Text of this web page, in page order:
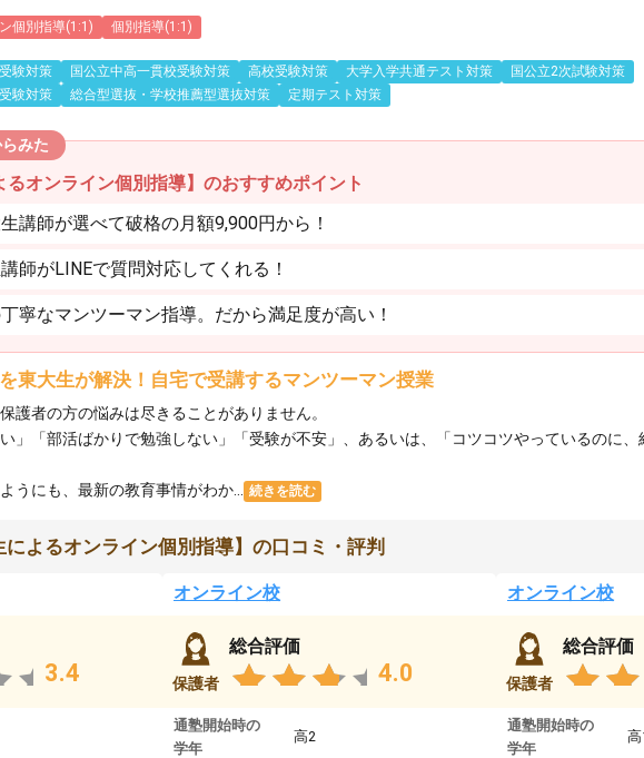
個別指導(1:1) 個別指導(1:1)
験対策 国公立中高一貫校受験対策 高校受験対策 大学入学共通テスト対策
国公立2次試験対策
験対策
総合型選抜・学校推薦型選抜対策 定期テスト対策
みた
るオンライン個別指導】のおすすめポイント
講師が選べて破格の月額9,900円から！
師がLINEで質問対応してくれる！
寧なマンツーマン指導。だから満足度が高い！
東大生が解決！自宅で受講するマンツーマン授業
護者の方の悩みは尽きることがありません。
い」「部活ばかりで勉強しない」「受験が不安」、あるいは、「コツコツやっているのに
うにも、最新の教育事情がわか...
続きを読む
によるオンライン個別指導】の口コミ・評判
3.4
オンライン校
保護者
総合評価
4.0
通塾開始時の
学年
高2
オンライン校
保護者
総合評価
通塾開始時の
学年
高